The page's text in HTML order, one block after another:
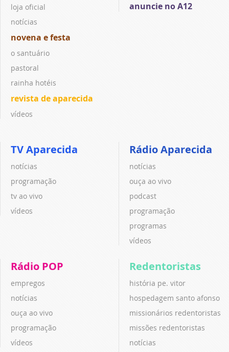
loja oficial
notícias
novena e festa
o santuário
pastoral
rainha hotéis
revista de aparecida
vídeos
anuncie no A12
TV Aparecida
notícias
programação
tv ao vivo
vídeos
Rádio Aparecida
notícias
ouça ao vivo
podcast
programação
programas
vídeos
Rádio POP
empregos
notícias
ouça ao vivo
programação
vídeos
Redentoristas
história pe. vitor
hospedagem santo afonso
missionários redentoristas
missões redentoristas
notícias